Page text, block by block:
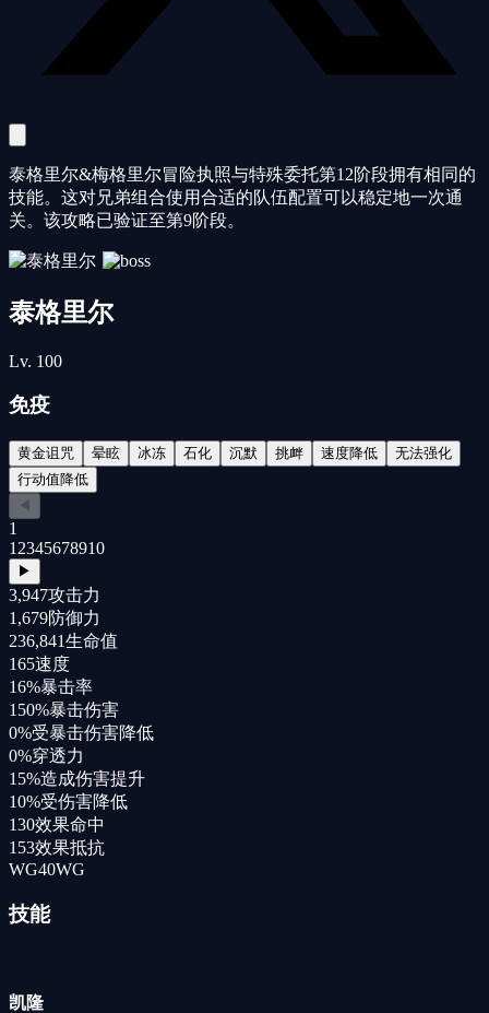
泰格里尔&梅格里尔冒险执照与特殊委托第12阶段拥有相同的
技能。这对兄弟组合使用合适的队伍配置可以稳定地一次通
关。该攻略已验证至第9阶段。
泰格里尔
Lv. 100
免疫
黄金诅咒 晕眩 冰冻 石化 沉默 挑衅 速度降低
无法强化
行动值降低
◀
1
1 2345678910
▶
3,947攻击力
1,679防御力
236,841生命值
165速度
16%暴击率
150%暴击伤害
0%受暴击伤害降低
0%穿透力
15%造成伤害提升
10%受伤害降低
130效果命中
153效果抵抗
WG40WG
技能
凯隆